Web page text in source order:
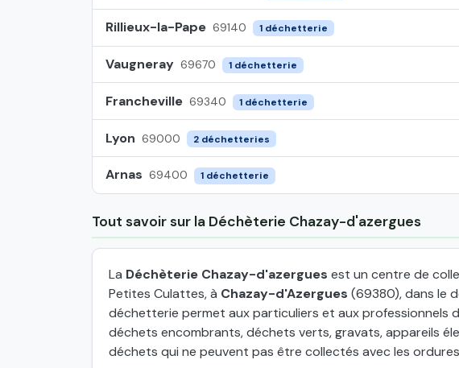
Rillieux-la-Pape 69140 1 déchetterie
Vaugneray 69670 1 déchetterie
Francheville 69340 1 déchetterie
Lyon 69000 2 déchetteries
Arnas 69400 1 déchetterie
Tout savoir sur la Déchèterie Chazay-d'azergues
La Déchèterie Chazay-d'azergues est un centre de
Petites Culattes, à Chazay-d'Azergues (69380), dans le
déchetterie permet aux particuliers et aux professionnels
déchets encombrants, déchets verts, gravats, appareils
déchets qui ne peuvent pas être collectés avec les